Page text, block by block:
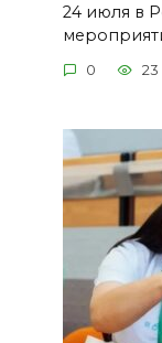
24 июля в
0 23